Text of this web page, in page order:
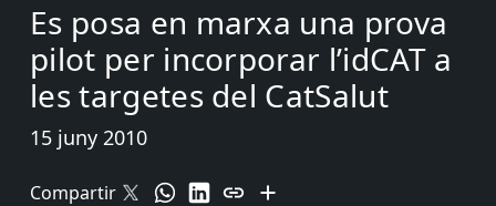
Es posa en marxa una prova
pilot per incorporar l’idCAT a
les targetes del CatSalut
15 juny 2010
Compartir